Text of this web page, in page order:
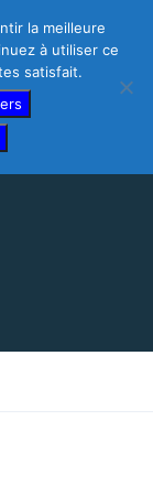
la meilleure
à utiliser ce
satisfait.